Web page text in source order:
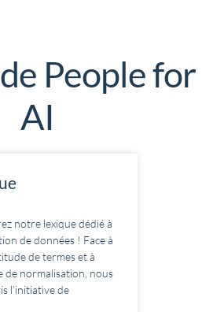
People for
AI
notre lexique dédié à
de données ! Face à
de termes et à
de normalisation, nous
l’initiative de